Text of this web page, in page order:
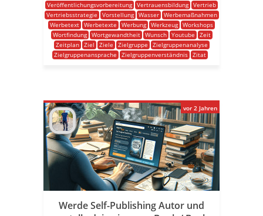
Veröffentlichungsvorbereitung Vertrauensbildung Vertrieb
Vertriebsstrategie
Vorstellung Wasser
Werbemaßnahmen
Werbetext Werbetexte Werbung Werkzeug Workshops
Wortfindung
Wortgewandtheit Wunsch Youtube
Zeit
Zeitplan
Ziel Ziele Zielgruppe
Zielgruppenanalyse
Zielgruppenansprache
Zielgruppenverständnis Zitat
Werde Self-Publishing Autor und
vor 2 Jahren